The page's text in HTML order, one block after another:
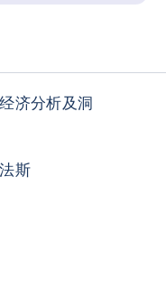
济分析及洞
斯